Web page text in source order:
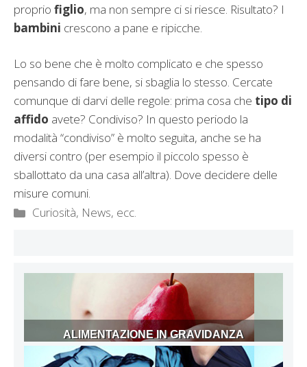
proprio figlio, ma non sempre ci si riesce. Risultato? I
bambini crescono a pane e ripicche.
Lo so bene che è molto complicato e che spesso
pensando di fare bene, si sbaglia lo stesso. Cercate
comunque di darvi delle regole: prima cosa che tipo di
affido avete? Condiviso? In questo periodo la
modalità “condiviso” è molto seguita, anche se ha
diversi contro (per esempio il piccolo spesso è
sballottato da una casa all’altra). Dove decidere delle
misure comuni.
Categorie
Curiosità, News, ecc.
ALIMENTAZIONE IN GRAVIDANZA